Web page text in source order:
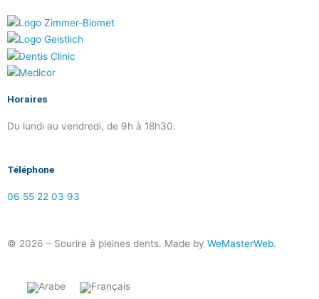
Horaires
Du lundi au vendredi, de 9h à 18h30.
Téléphone
06 55 22 03 93
© 2026 – Sourire à pleines dents. Made by WeMasterWeb.